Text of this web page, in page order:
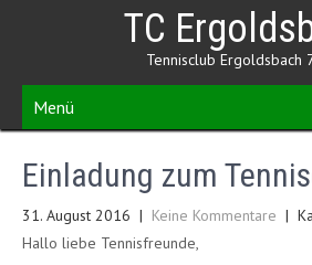
TC
Tennisclub Ergoldsbach
Menü
Einladung zum
31. August 2016 | Keine Kommentare |
Hallo liebe Tennisfreunde,